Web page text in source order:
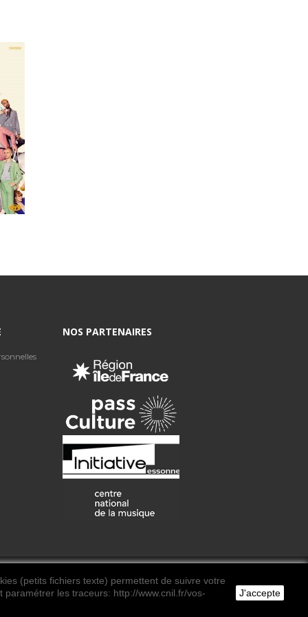
NOS PARTENAIRES
(petits fichiers texte) permettent de suivre votre
les traceurs: http://www.cnil.fr/vos-
J'accepte